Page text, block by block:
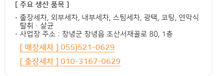
[ 주요 생산 품목 ]
출장세차, 외부세차, 내부세차, 스팀세차, 광택, 코팅, 연막식
탈취·살균
사업장 주소 : 창녕군 창녕읍 조산서재골로 80, 1층
[ 매장세차 ] 055)521-0629
[ 출장세차 ] 010-3167-0629